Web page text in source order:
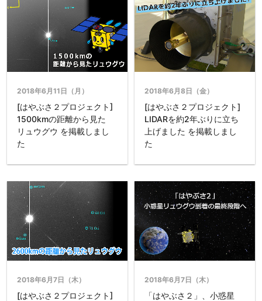
2018年6月11日（月）
[はやぶさ２プロジェクト]
1500kmの距離から見た
リュウグウ を掲載しまし
た
2018年6月8日（金）
[はやぶさ２プロジェクト]
LIDARを約2年ぶりに立ち
上げました を掲載しまし
た
2018年6月7日（木）
[はやぶさ２プロジェクト]
2018年6月7日（木）
「はやぶさ２」、小惑星